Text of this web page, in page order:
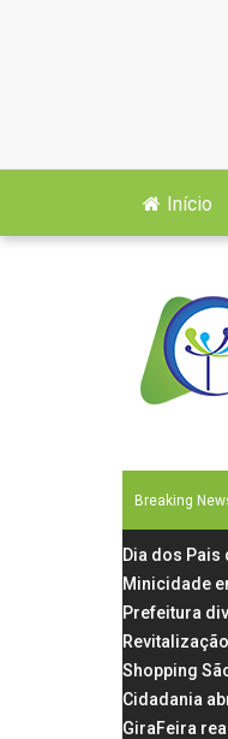
Início
Breaking
Dia dos
Minicidade
Prefeitura
Shopping
Cidadania
GiraFeira